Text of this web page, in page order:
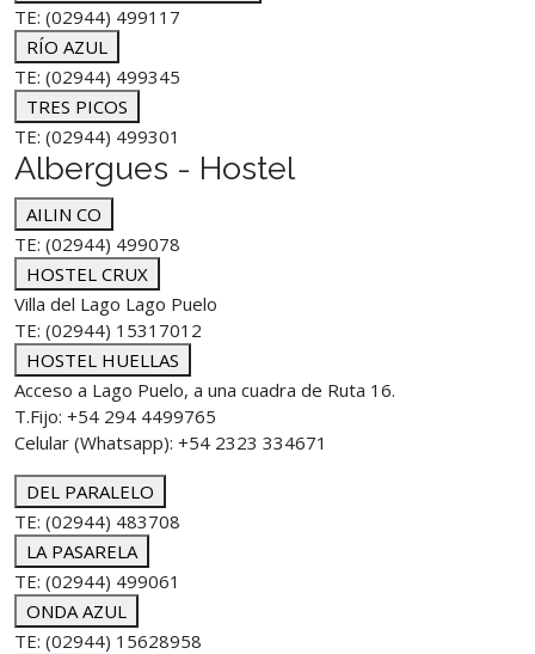
TE: (02944) 499117
RÍO AZUL
TE: (02944) 499345
TRES PICOS
TE: (02944) 499301
Albergues - Hostel
AILIN CO
TE: (02944) 499078
HOSTEL CRUX
Villa del Lago Lago Puelo
TE: (02944) 15317012
HOSTEL HUELLAS
Acceso a Lago Puelo, a una cuadra de Ruta 16.
T.Fijo: +54 294 4499765
Celular (Whatsapp): +54 2323 334671
DEL PARALELO
TE: (02944) 483708
LA PASARELA
TE: (02944) 499061
ONDA AZUL
TE: (02944) 15628958